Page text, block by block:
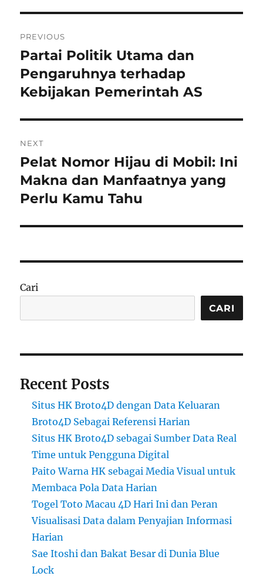
pos
PREVIOUS
Previous
post:
Partai Politik Utama dan
Pengaruhnya terhadap
Kebijakan Pemerintah AS
NEXT
Next
post:
Pelat Nomor Hijau di Mobil: Ini
Makna dan Manfaatnya yang
Perlu Kamu Tahu
Cari
CARI
Recent Posts
Situs HK Broto4D dengan Data Keluaran
Broto4D Sebagai Referensi Harian
Situs HK Broto4D sebagai Sumber Data Real
Time untuk Pengguna Digital
Paito Warna HK sebagai Media Visual untuk
Membaca Pola Data Harian
Togel Toto Macau 4D Hari Ini dan Peran
Visualisasi Data dalam Penyajian Informasi
Harian
Sae Itoshi dan Bakat Besar di Dunia Blue
Lock